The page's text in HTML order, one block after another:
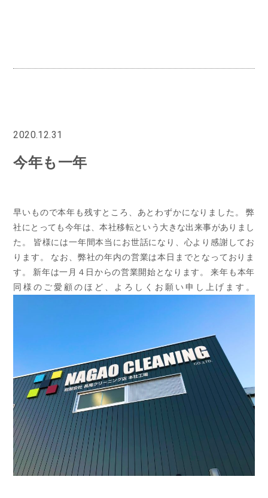
2020.12.31
今年も一年
早いもので本年も残すところ、あとわずかになりました。
弊
社にとっても今年は、本社移転という大きな出来事がありまし
た。
皆様には一年間本当にお世話になり、心より感謝してお
ります。
なお、弊社の年内の営業は本日までとなっておりま
す。
新年は一月４日からの営業開始となります。
来年も本年
同様のご愛顧のほど、よろしくお願い申し上げます。